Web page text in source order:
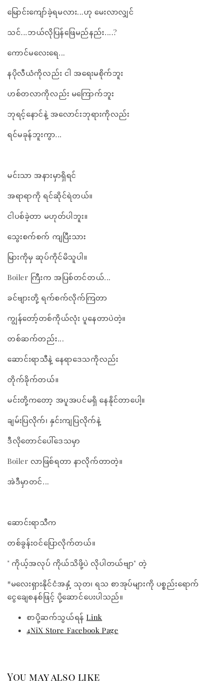
မြောင်းကျော်ခဲ့ရမလား...ဟု မေးလာလျှင်
သင်...ဘယ်လိုပြန်ဖြေမည်နည်း....?
ကောင်မလေးရေ...
နပိုလီယံကိုလည်း ငါ အရေးမစိုက်ဘူး
ဟစ်တလာကိုလည်း မကြောက်ဘူး
ဘုရင့်နောင်နဲ့ အလောင်းဘုရားကိုလည်း
ရင်မခုန်ဘူးကွာ...
မင်းသာ အနားမှာရှိရင်
အရာရာကို ရင်ဆိုင်ရဲတယ်။
ငါပစ်ခဲ့တာ မဟုတ်ပါဘူး။
သွေးစက်စက် ကျပြီးသား
မြားကိုမှ ဆုပ်ကိုင်မိသူပါ။
Boiler ကြီးက အပြစ်တင်တယ်...
ခင်ဗျားတို့ ရက်စက်လိုက်ကြတာ
ကျွန်တော့်တစ်ကိုယ်လုံး ပူနေတာပဲတဲ့။
တစ်ဆက်တည်း...
ဆောင်းရာသီနဲ့ နေရာဒေသကိုလည်း
တိုက်ခိုက်တယ်။
မင်းတို့ကတော့ အပူအပင်မရှိ နေနိုင်တာပေါ့။
ချမ်းပြလိုက်၊ နှင်းကျပြလိုက်နဲ့
ဒီလိုတောင်ပေါ်ဒေသမှာ
Boiler လာဖြစ်ရတာ နာလိုက်တာတဲ့။
အဲဒီမှာတင်...
ဆောင်းရာသီက
တစ်ခွန်းဝင်ပြောလိုက်တယ်။
" ကိုယ့်အလုပ် ကိုယ်သိဖို့ပဲ လိုပါတယ်ဗျာ" တဲ့
*မလေးရှားနိုင်ငံအနှံ့ သုတ၊ ရသ စာအုပ်များကို ပစ္စည်းရောက်
ငွေချေစနစ်ဖြင့် ပို့ဆောင်ပေးပါသည်။
စာပို့ဆက်သွယ်ရန်Link
4NiX Store Facebook Page
You may also like